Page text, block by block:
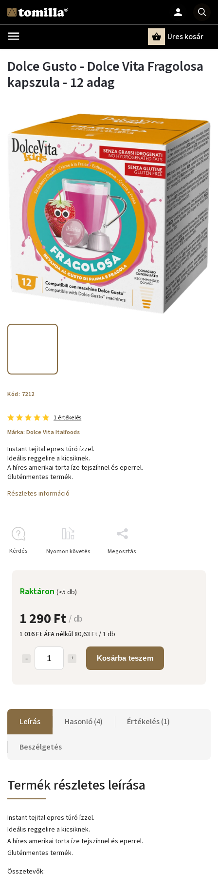
Üres kosár
Dolce Gusto - Dolce Vita Fragolosa
kapszula - 12 adag
Kód: 7212
1 értékelés
Márka: Dolce Vita Italfoods
1 290 Ft/ db
1 016 Ft ÁFA nélkül80,63 Ft / 1 db
Kosárba teszem
Raktáron (>5 db)
Instant tejital epres túró ízzel.
Ideális reggelire a kicsiknek.
A híres amerikai torta íze tejszínnel és eperrel.
Gluténmentes termék.
Részletes információ
Kérdés Nyomon követés Megosztás
Leírás Hasonló (4) Értékelés (1)
Beszélgetés
Termék részletes leírása
Instant tejital epres túró ízzel.
Ideális reggelire a kicsiknek.
A híres amerikai torta íze tejszínnel és eperrel.
Gluténmentes termék.
Összetevők: